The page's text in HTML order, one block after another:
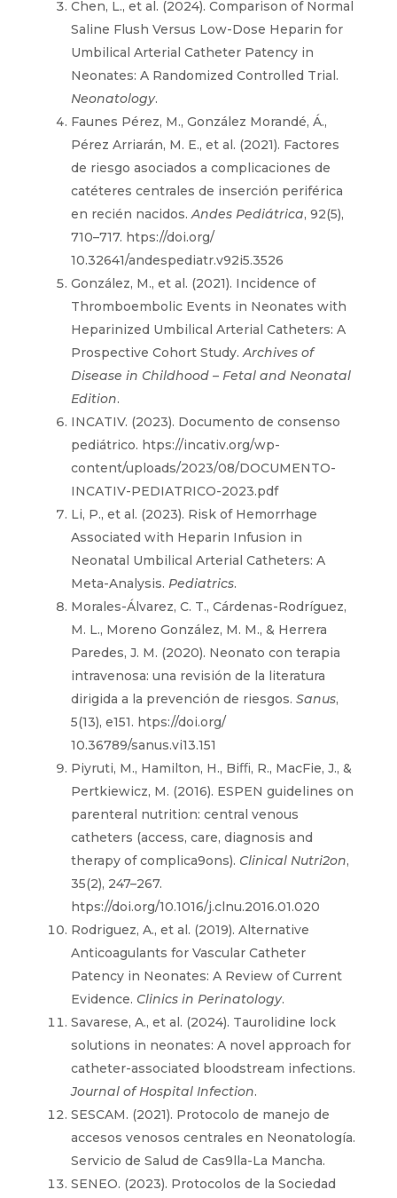
Chen, L., et al. (2024). Comparison of Normal
Saline Flush Versus Low-Dose Heparin for
Umbilical Arterial Catheter Patency in
Neonates: A Randomized Controlled Trial.
Neonatology.
Faunes Pérez, M., González Morandé, Á.,
Pérez Arriarán, M. E., et al. (2021). Factores
de riesgo asociados a complicaciones de
catéteres centrales de inserción periférica
en recién nacidos.Andes Pediátrica, 92(5),
710–717. htps://doi.org/
10.32641/andespediatr.v92i5.3526
González, M., et al. (2021). Incidence of
Thromboembolic Events in Neonates with
Heparinized Umbilical Arterial Catheters: A
Prospective Cohort Study.Archives of
Disease in Childhood – Fetal and Neonatal
Edition.
INCATIV. (2023). Documento de consenso
pediátrico. htps://incativ.org/wp-
content/uploads/2023/08/DOCUMENTO-
INCATIV-PEDIATRICO-2023.pdf
Li, P., et al. (2023). Risk of Hemorrhage
Associated with Heparin Infusion in
Neonatal Umbilical Arterial Catheters: A
Meta-Analysis. Pediatrics.
Morales-Álvarez, C. T., Cárdenas-Rodríguez,
M. L., Moreno González, M. M., & Herrera
Paredes, J. M. (2020). Neonato con terapia
intravenosa: una revisión de la literatura
dirigida a la prevención de riesgos. Sanus,
5(13), e151. htps://doi.org/
10.36789/sanus.vi13.151
Piyruti, M., Hamilton, H., Biﬃ, R., MacFie, J., &
Pertkiewicz, M. (2016). ESPEN guidelines on
parenteral nutrition: central venous
catheters (access, care, diagnosis and
therapy of complica9ons). Clinical Nutri2on,
35(2), 247–267.
htps://doi.org/10.1016/j.clnu.2016.01.020
Rodriguez, A., et al. (2019). Alternative
Anticoagulants for Vascular Catheter
Patency in Neonates: A Review of Current
Evidence. Clinics in Perinatology.
Savarese, A., et al. (2024). Taurolidine lock
solutions in neonates: A novel approach for
catheter-associated bloodstream infections.
Journal of Hospital Infection.
SESCAM. (2021). Protocolo de manejo de
accesos venosos centrales en Neonatología.
Servicio de Salud de Cas9lla-La Mancha.
SENEO. (2023). Protocolos de la Sociedad